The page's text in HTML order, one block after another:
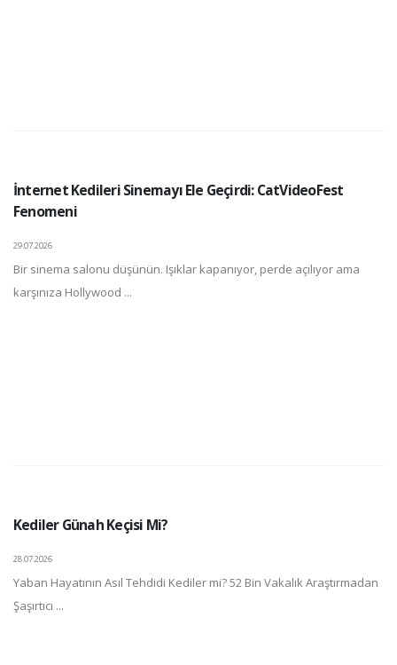
İnternet Kedileri Sinemayı Ele Geçirdi: CatVideoFest
Fenomeni
29.07.2026
Bir sinema salonu düşünün. Işıklar kapanıyor, perde açılıyor ama
karşınıza Hollywood ...
Kediler Günah Keçisi Mi?
28.07.2026
Yaban Hayatının Asıl Tehdidi Kediler mi? 52 Bin Vakalık Araştırmadan
Şaşırtıcı ...